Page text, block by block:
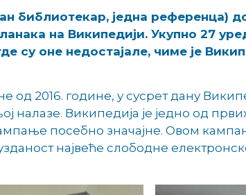
библиотекар, једна референца)
на Википедији. Укупно 27
су оне недостајале, чиме је
од 2016. године, у сусрет дану
Википедија је једно од
посебно значајне. Овом
највеће слободне